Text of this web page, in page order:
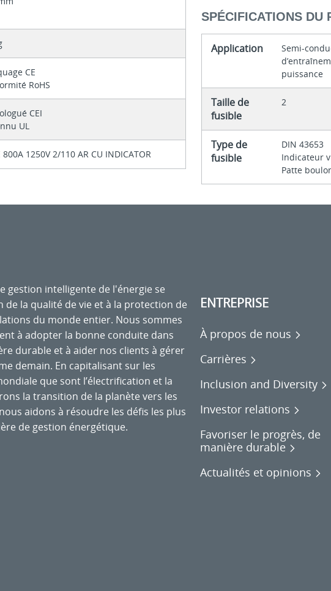
CE
RoHS
CEI
UL
800A 1250V 2/110 AR CU INDICATOR
SPÉCIFICATIONS DU
Application
Semi-
puissance
Taille de
fusible
2
Type de
fusible
DIN 43653
Indicateur
Patte
gestion intelligente de l'énergie se
la qualité de vie et à la protection de
du monde entier. Nous sommes
à adopter la bonne conduite dans
durable et à aider nos clients à gérer
demain. En capitalisant sur les
que sont l’électrification et la
la transition de la planète vers les
aidons à résoudre les défis les plus
de gestion énergétique.
ENTREPRISE
À propos de nous
Carrières
Inclusion and Diversity
Investor relations
Favoriser le progrès, de
manière durable
Actualités et opinions